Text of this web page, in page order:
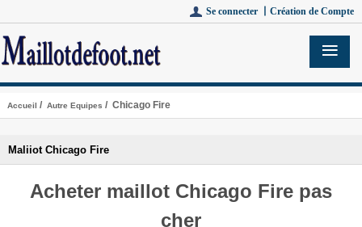
Se connecter 丨 Création de Compte
Accueil / Autre Equipes / Chicago Fire
Maliiot Chicago Fire
Acheter maillot Chicago Fire pas
cher